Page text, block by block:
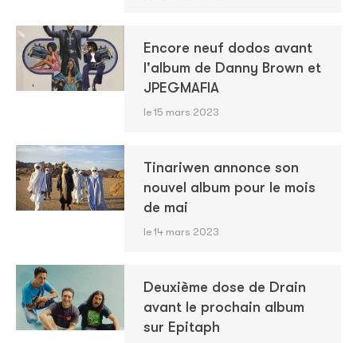
Encore neuf dodos avant
l'album de Danny Brown et
JPEGMAFIA
le 15 mars 2023
Tinariwen annonce son
nouvel album pour le mois
de mai
le 14 mars 2023
Deuxième dose de Drain
avant le prochain album
sur Epitaph